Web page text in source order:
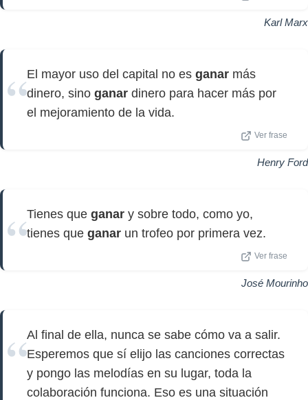
Karl Marx
El mayor uso del capital no es ganar más
dinero, sino ganar dinero para hacer más por
el mejoramiento de la vida.
Ver frase
Henry Ford
Tienes que ganar y sobre todo, como yo,
tienes que ganar un trofeo por primera vez.
Ver frase
José Mourinho
Al final de ella, nunca se sabe cómo va a salir.
Esperemos que sí elijo las canciones correctas
y pongo las melodías en su lugar, toda la
colaboración funciona. Eso es una situación